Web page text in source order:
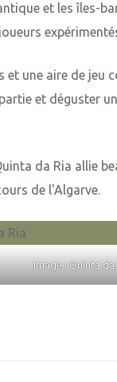
et les îles-
une aire de jeu
et déguster
da Ria allie
de l'Algarve.
Image : Quinta da